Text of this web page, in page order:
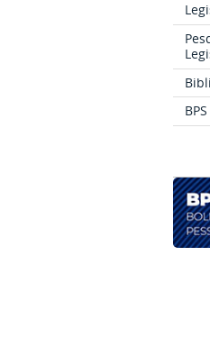
BPS